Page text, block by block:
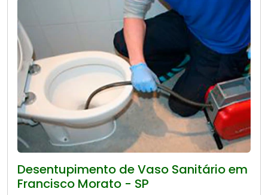
Desentupimento de Vaso Sanitário em
Francisco Morato - SP